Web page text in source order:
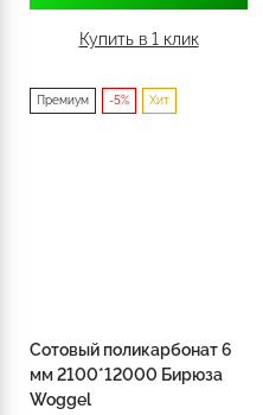
Купить в 1 клик
Премиум -5% Хит
Сотовый поликарбонат 6
мм 2100*12000 Бирюза
Woggel